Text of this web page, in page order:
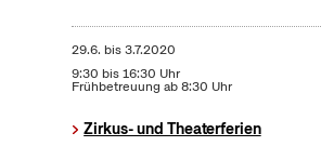
29.6. bis3.7.2020
9:30 bis 16:30 Uhr
Frühbetreuung ab 8:30 Uhr
Zirkus- und Theaterferien